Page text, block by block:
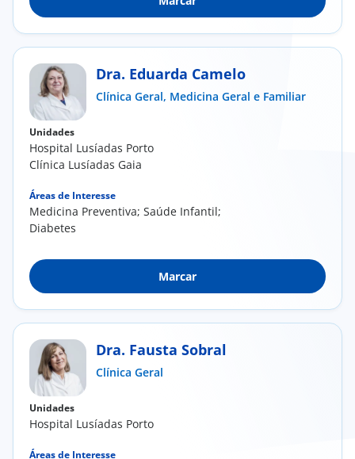
Dra. Eduarda Camelo
Clínica Geral, Medicina Geral e Familiar
Unidades
Hospital Lusíadas Porto
Clínica Lusíadas Gaia
Áreas de Interesse
Medicina Preventiva; Saúde Infantil;
Diabetes
Marcar
Dra. Fausta Sobral
Clínica Geral
Unidades
Hospital Lusíadas Porto
Áreas de Interesse